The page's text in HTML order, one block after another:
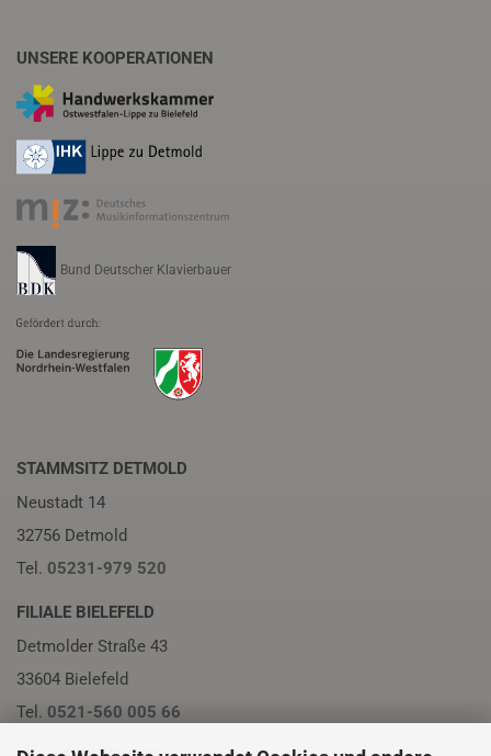
UNSERE KOOPERATIONEN
Bund Deutscher Klavierbauer
STAMMSITZ DETMOLD
Neustadt 14
32756 Detmold
Tel. 05231-979 520
FILIALE BIELEFELD
Detmolder Straße 43
33604 Bielefeld
Tel. 0521-560 005 66